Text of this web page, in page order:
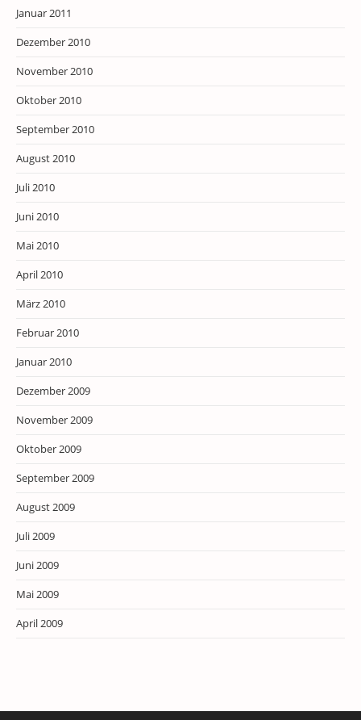
Januar 2011
Dezember 2010
November 2010
Oktober 2010
September 2010
August 2010
Juli 2010
Juni 2010
Mai 2010
April 2010
März 2010
Februar 2010
Januar 2010
Dezember 2009
November 2009
Oktober 2009
September 2009
August 2009
Juli 2009
Juni 2009
Mai 2009
April 2009